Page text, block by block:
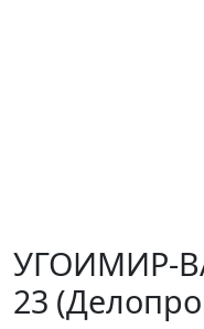
УГОИМИР-
23